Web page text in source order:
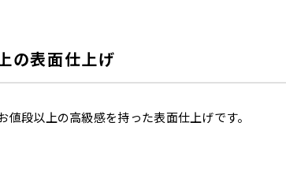
の表面仕上げ
段以上の高級感を持った表面仕上げです。